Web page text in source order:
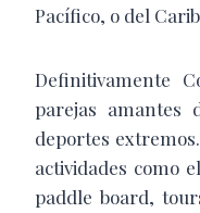
Pacífico, o del
Definitivamente
parejas
deportes
actividades como
paddle board,